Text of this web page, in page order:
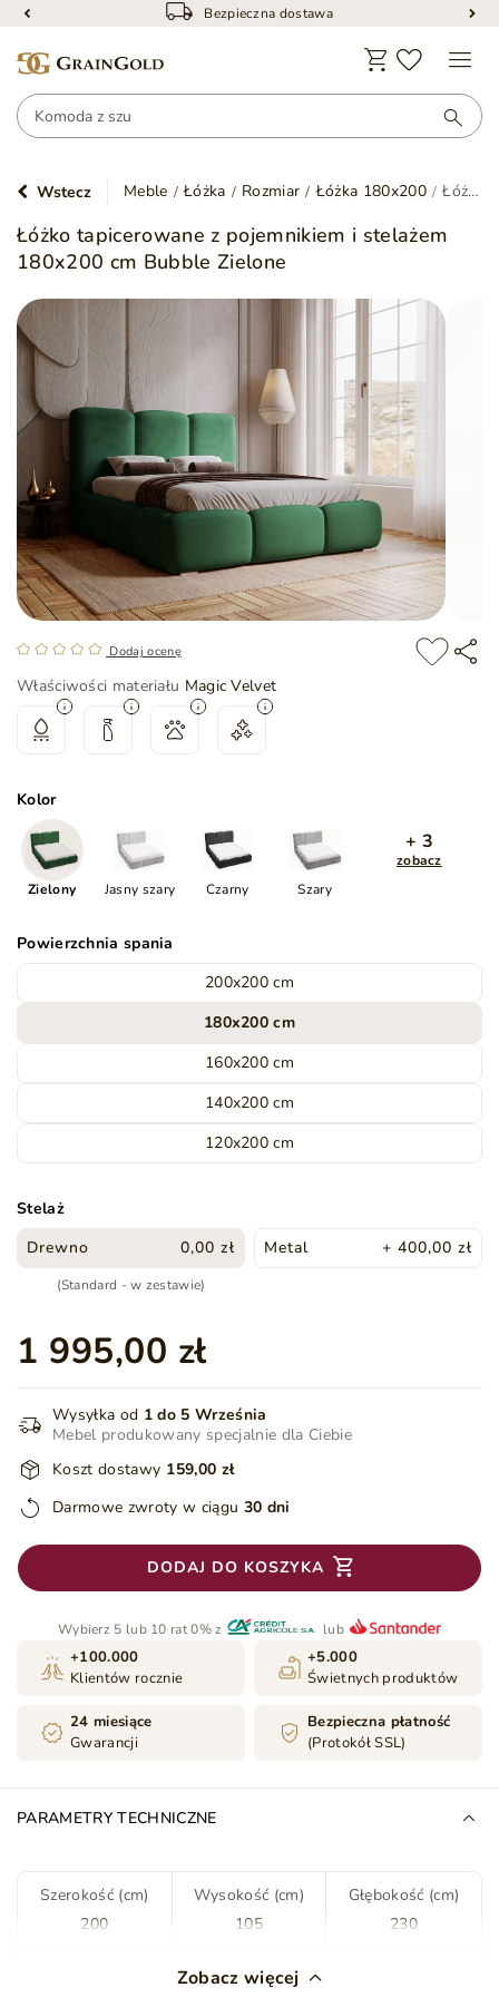
Bezpieczna dostawa
Wstecz Meble Łóżka Rozmiar Łóżka 180x200 Łóżko tapicerowane z pojemnikiem i stelażem 180x200 cm Bubble Zielone
Łóżko tapicerowane z pojemnikiem i stelażem
180x200 cm Bubble Zielone
Dodaj ocenę
Właściwości materiału Magic Velvet
Kolor
Zielony Jasny szary Czarny Szary
+ 3
zobacz
Powierzchnia spania
200x200 cm
180x200 cm
160x200 cm
140x200 cm
120x200 cm
Stelaż
Drewno
0,00 zł
(Standard - w zestawie)
Metal + 400,00 zł
1 995,00 zł
Wysyłka od 1 do 5 Września
Mebel produkowany specjalnie dla Ciebie
Koszt dostawy 159,00 zł
Darmowe zwroty w ciągu 30 dni
DODAJ DO KOSZYKA
Wybierz 5 lub 10 rat 0% z lub
+100.000
Klientów rocznie
+5.000
Świetnych produktów
24 miesiące
Gwarancji
Bezpieczna płatność
(Protokół SSL)
PARAMETRY TECHNICZNE
Szerokość (cm)
200
Wysokość (cm)
105
Głębokość (cm)
230
Zielony
Zobacz więcej